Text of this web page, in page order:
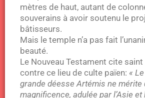
mètres de haut, autant de
souverains à avoir soutenu le
bâtisseurs.
Mais le temple n’a pas fait
beauté.
Le Nouveau Testament cite
contre ce lieu de culte païen: «
grande déesse Artémis ne mérite
magnificence, adulée par l’Asie et